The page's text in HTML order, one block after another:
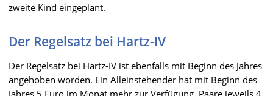
zweite Kind eingeplant.
Der Regelsatz bei Hartz-IV
Der Regelsatz bei Hartz-IV ist ebenfalls mit Beginn des Jahres
angehoben worden. Ein Alleinstehender hat mit Beginn des
Jahres 5 Euro im Monat mehr zur Verfügung, Paare jeweils 4